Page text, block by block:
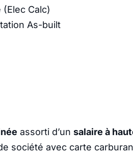
Calc)
As-built
assorti d’un salaire à
société avec carte